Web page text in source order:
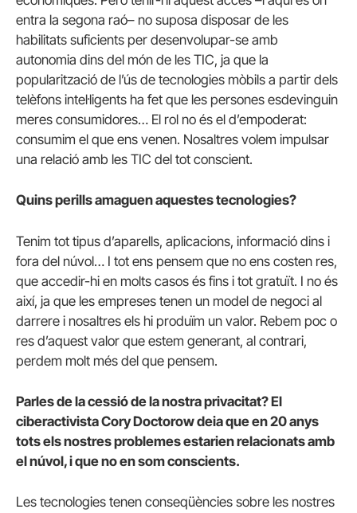
entra la segona raó– no suposa disposar de les
habilitats suficients per desenvolupar-se amb
autonomia dins del món de les TIC, ja que la
popularització de l’ús de tecnologies mòbils a partir dels
telèfons intel·ligents ha fet que les persones esdevinguin
meres consumidores… El rol no és el d’empoderat:
consumim el que ens venen. Nosaltres volem impulsar
una relació amb les TIC del tot conscient.
Quins perills amaguen aquestes tecnologies?
Tenim tot tipus d’aparells, aplicacions, informació dins i
fora del núvol… I tot ens pensem que no ens costen res,
que accedir-hi en molts casos és fins i tot gratuït. I no és
així, ja que les empreses tenen un model de negoci al
darrere i nosaltres els hi produïm un valor. Rebem poc o
res d’aquest valor que estem generant, al contrari,
perdem molt més del que pensem.
Parles de la cessió de la nostra privacitat? El
ciberactivista Cory Doctorow deia que en 20 anys
tots els nostres problemes estarien relacionats amb
el núvol, i que no en som conscients.
Les tecnologies tenen conseqüències sobre les nostres